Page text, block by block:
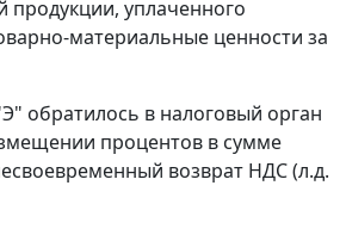
продукции, уплаченного
материальные ценности за
обратилось в налоговый орган
процентов в сумме
возврат НДС (л.д.